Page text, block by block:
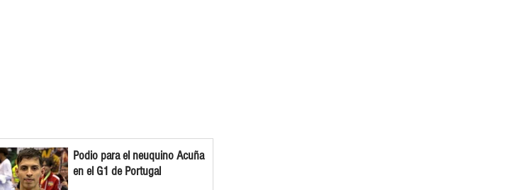
Podio para el neuquino Acuña
en el G1 de Portugal